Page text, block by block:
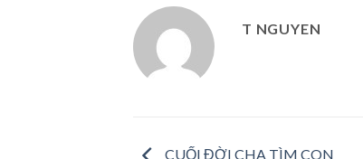
T NGUYEN
CUỐI ĐỜI CHA TÌM CON